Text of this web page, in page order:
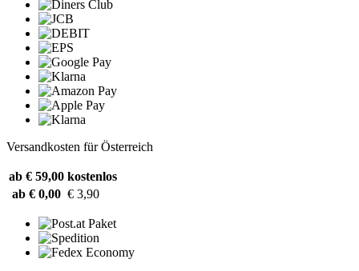
Versandkosten für Österreich
ab € 59,00 kostenlos
ab € 0,00 € 3,90